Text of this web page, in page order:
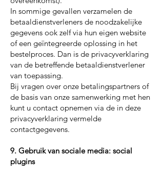
In sommige gevallen verzamelen de
betaaldienstverleners de noodzakelijke
gegevens ook zelf via hun eigen website
of een geïntegreerde oplossing in het
bestelproces. Dan is de privacyverklaring
van de betreffende betaaldienstverlener
van toepassing.
Bij vragen over onze betalingspartners of
de basis van onze samenwerking met hen
kunt u contact opnemen via de in deze
privacyverklaring vermelde
contactgegevens.
9. Gebruik van sociale media: social
plugins